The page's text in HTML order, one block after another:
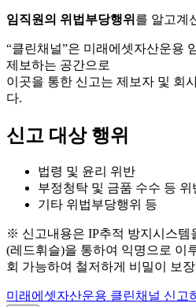
임직원의 위법부당행위 를 알고계
“클린채널”은 미래에셋자산운용
제보하는 공간으로
이곳을 통한 신고는 제보자 및 회
다.
신고 대상 행위
법령 및 윤리 위반
부정청탁 및 금품 수수 등 위
기타 위법부당행위 등
※ 신고내용은 IP추적 방지시스템
(레드휘슬)을 통하여 익명으로 이
회 가능하여 철저하게 비밀이 보
미래에셋자산운용 클린채널 신고